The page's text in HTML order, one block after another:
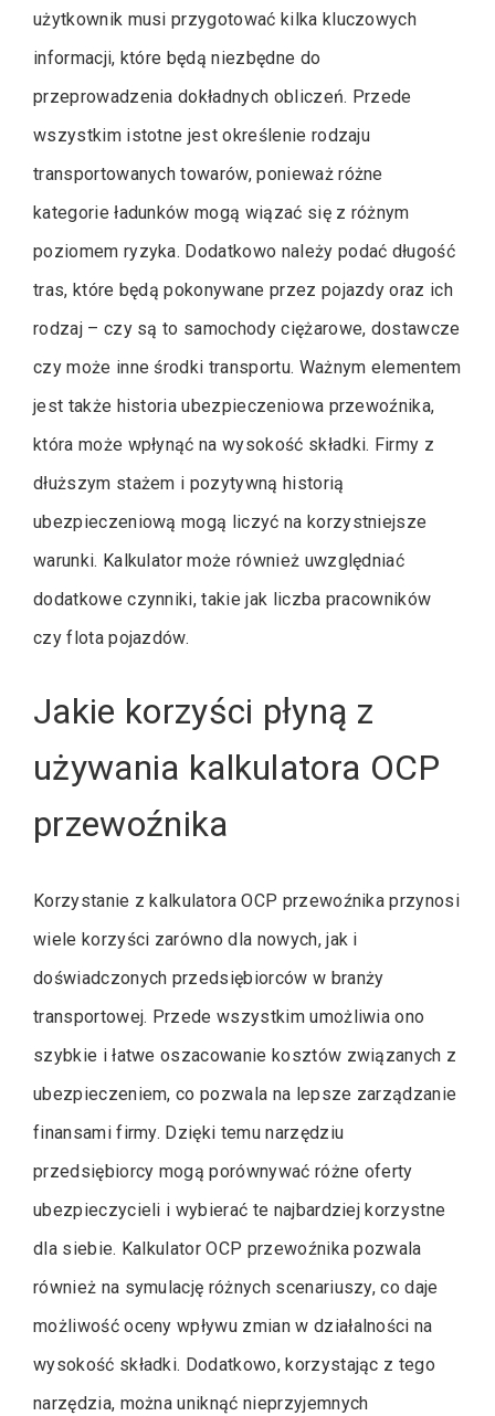
użytkownik musi przygotować kilka kluczowych
informacji, które będą niezbędne do
przeprowadzenia dokładnych obliczeń. Przede
wszystkim istotne jest określenie rodzaju
transportowanych towarów, ponieważ różne
kategorie ładunków mogą wiązać się z różnym
poziomem ryzyka. Dodatkowo należy podać długość
tras, które będą pokonywane przez pojazdy oraz ich
rodzaj – czy są to samochody ciężarowe, dostawcze
czy może inne środki transportu. Ważnym elementem
jest także historia ubezpieczeniowa przewoźnika,
która może wpłynąć na wysokość składki. Firmy z
dłuższym stażem i pozytywną historią
ubezpieczeniową mogą liczyć na korzystniejsze
warunki. Kalkulator może również uwzględniać
dodatkowe czynniki, takie jak liczba pracowników
czy flota pojazdów.
Jakie korzyści płyną z
używania kalkulatora OCP
przewoźnika
Korzystanie z kalkulatora OCP przewoźnika przynosi
wiele korzyści zarówno dla nowych, jak i
doświadczonych przedsiębiorców w branży
transportowej. Przede wszystkim umożliwia ono
szybkie i łatwe oszacowanie kosztów związanych z
ubezpieczeniem, co pozwala na lepsze zarządzanie
finansami firmy. Dzięki temu narzędziu
przedsiębiorcy mogą porównywać różne oferty
ubezpieczycieli i wybierać te najbardziej korzystne
dla siebie. Kalkulator OCP przewoźnika pozwala
również na symulację różnych scenariuszy, co daje
możliwość oceny wpływu zmian w działalności na
wysokość składki. Dodatkowo, korzystając z tego
narzędzia, można uniknąć nieprzyjemnych